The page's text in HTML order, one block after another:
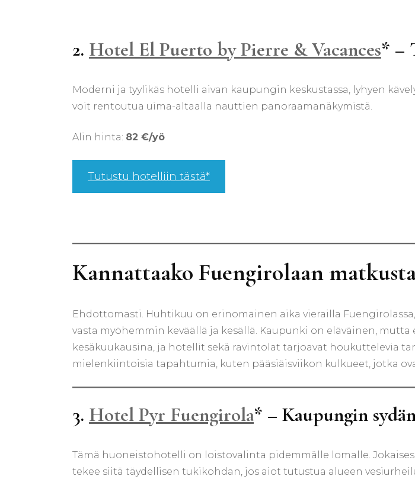
2. Hotel El Puerto by Pierre & Vacances* –
Moderni ja tyylikäs hotelli aivan kaupungin keskustassa, lyhyen
voit rentoutua uima-altaalla nauttien panoraamanäkymistä.
Alin hinta: 82 €/yö
Tutustu hotelliin tästä*
Kannattaako Fuengirolaan
Ehdottomasti. Huhtikuu on erinomainen aika vierailla
vasta myöhemmin keväällä ja kesällä. Kaupunki on eläväinen,
kesäkuukausina, ja hotellit sekä ravintolat tarjoavat houkuttelevia
mielenkiintoisia tapahtumia, kuten pääsiäisviikon kulkueet, jotka
3. Hotel Pyr Fuengirola* – Kaupungin
Tämä huoneistohotelli on loistovalinta pidemmälle lomalle.
tekee siitä täydellisen tukikohdan, jos aiot tutustua alueen